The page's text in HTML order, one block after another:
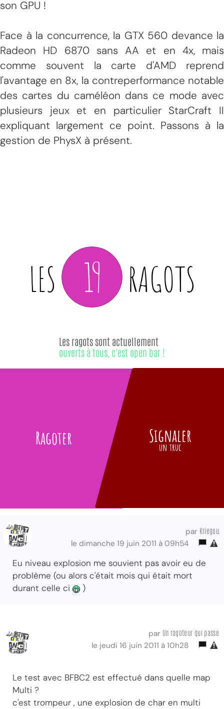
son GPU !
Face à la concurrence, la GTX 560 devance la
Radeon HD 6870 sans AA et en 4x, mais
comme souvent la carte d'AMD reprend
l'avantage en 8x, la contreperformance notable
des cartes du caméléon dans ce mode avec
plusieurs jeux et en particulier StarCraft II
expliquant largement ce point. Passons à la
gestion de PhysX à présent.
LES 19 RAGOTS
Ragoter
Les ragots sont actuellement
ouverts à tous, c'est open bar !
Signaler
un truc
par Kriegou
le dimanche 19 juin 2011 à 09h54
Eu niveau explosion me souvient pas avoir eu de
problème (ou alors c'était mois qui était mort
durant celle ci
)
par Un ragoteur qui passe
le jeudi 16 juin 2011 à 10h28
Le test avec BFBC2 est effectué dans quelle map
Multi ?
c'est trompeur , une explosion de char en multi